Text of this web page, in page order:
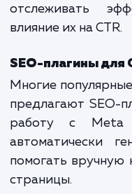
шансы на клик.
Инструменты
Description